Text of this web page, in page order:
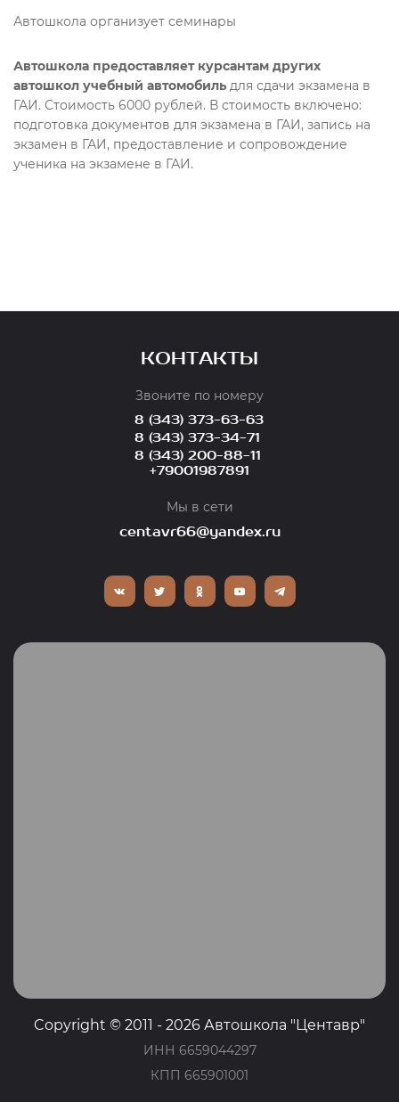
Автошкола организует семинары
Автошкола предоставляет курсантам других
автошкол учебный автомобиль для сдачи экзамена в
ГАИ. Стоимость 6000 рублей. В стоимость включено:
подготовка документов для экзамена в ГАИ, запись на
экзамен в ГАИ, предоставление и сопровождение
ученика на экзамене в ГАИ.
КОНТАКТЫ
Звоните по номеру
8 (343) 373-63-63
8 (343) 373-34-71
8 (343) 200-88-11
+79001987891
Мы в сети
centavr66@yandex.ru
Copyright © 2011 - 2026 Автошкола "Центавр"
ИНН 6659044297
КПП 665901001